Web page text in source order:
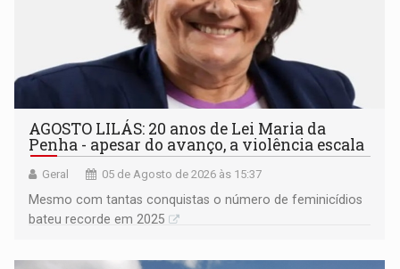
AGOSTO LILÁS: 20 anos de Lei Maria da
Penha - apesar do avanço, a violência escala
Geral 05 de Agosto de 2026 às 15:37
Mesmo com tantas conquistas o número de feminicídios
bateu recorde em 2025